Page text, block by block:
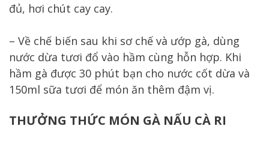
đủ, hơi chút cay cay.
– Về chế biến sau khi sơ chế và ướp gà, dùng
nước dừa tươi đổ vào hầm cùng hỗn hợp. Khi
hầm gà được 30 phút bạn cho nước cốt dừa và
150ml sữa tươi để món ăn thêm đậm vị.
THƯỞNG THỨC MÓN GÀ NẤU CÀ RI